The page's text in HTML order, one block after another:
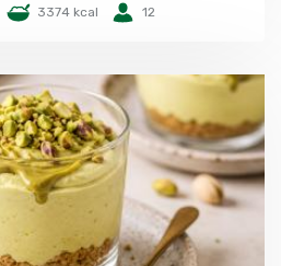
3374 kcal 12